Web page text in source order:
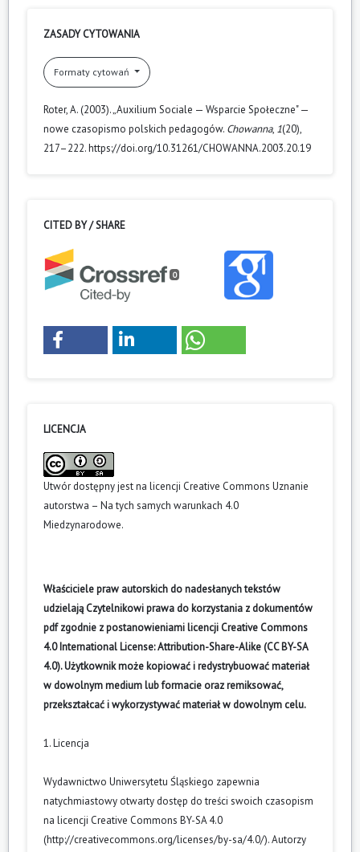
ZASADY CYTOWANIA
Formaty cytowań
Roter, A. (2003). „Auxilium Sociale — Wsparcie Społeczne" —
nowe czasopismo polskich pedagogów. Chowanna, 1(20),
217–222. https://doi.org/10.31261/CHOWANNA.2003.20.19
CITED BY / SHARE
0
LICENCJA
Utwór dostępny jest na licencji Creative Commons Uznanie
autorstwa – Na tych samych warunkach 4.0
Miedzynarodowe.
Właściciele praw autorskich do nadesłanych tekstów
udzielają Czytelnikowi prawa do korzystania z dokumentów
pdf zgodnie z postanowieniami licencji Creative Commons
4.0 International License: Attribution-Share-Alike (CC BY-SA
4.0). Użytkownik może kopiować i redystrybuować materiał
w dowolnym medium lub formacie oraz remiksować,
przekształcać i wykorzystywać materiał w dowolnym celu.
1. Licencja
Wydawnictwo Uniwersytetu Śląskiego zapewnia
natychmiastowy otwarty dostęp do treści swoich czasopism
na licencji Creative Commons BY-SA 4.0
(http://creativecommons.org/licenses/by-sa/4.0/). Autorzy